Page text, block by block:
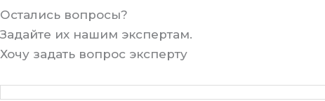
Остались вопросы?
Задайте их нашим экспертам.
Хочу задать вопрос эксперту